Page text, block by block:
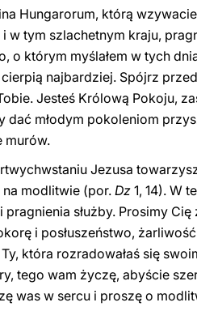
Hungarorum, którą
tym szlachetnym kraju,
o którym myślałem w tych
najbardziej. Spójrz
Jesteś Królową Pokoju,
młodym pokoleniom
murów.
Jezusa
modlitwie (por. Dz 1, 14). W
służby. Prosimy
i posłuszeństwo,
która rozradowałaś się
tego wam życzę, abyście
was w sercu i proszę o